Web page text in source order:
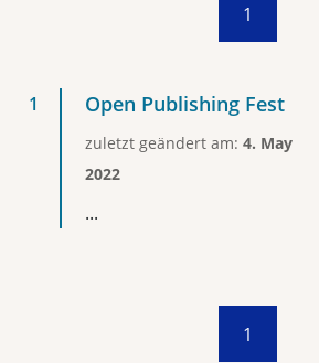
1
Open Publishing Fest
zuletzt geändert am: 4. May
2022
...
1